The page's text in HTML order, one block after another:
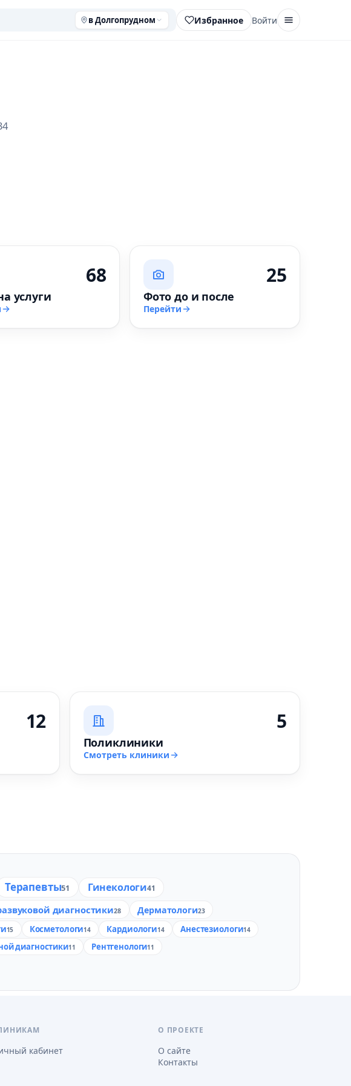
в Долгопрудном Избранное Войти
68
услуги
25
Фото до и после
Перейти
12 5
Поликлиники
Смотреть клиники
Терапевты51 Гинекологи41
диагностики28 Дерматологи23
15 Косметологи14 Кардиологи14 Анестезиологи14
диагностики11 Рентгенологи11
кабинет
О ПРОЕКТЕ
О сайте
Контакты